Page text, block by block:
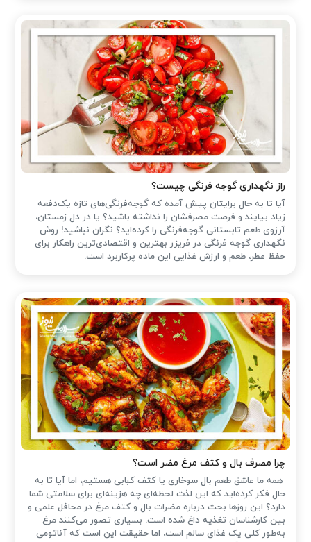
راز نگهداری گوجه فرنگی چیست؟
آیا تا به حال برایتان پیش آمده که گوجه‌فرنگی‌های تازه یک‌دفعه
زیاد بیایند و فرصت مصرفشان را نداشته باشید؟ یا در دل زمستان،
آرزوی طعم تابستانی گوجه‌فرنگی را کرده‌اید؟ نگران نباشید! روش
نگهداری گوجه فرنگی در فریزر بهترین و اقتصادی‌ترین راهکار برای
حفظ عطر، طعم و ارزش غذایی این ماده پرکاربرد است.
چرا مصرف بال و کتف مرغ مضر است؟
همه ما عاشق طعم بال سوخاری یا کتف کبابی هستیم، اما آیا تا به
حال فکر کرده‌اید که این لذت لحظه‌ای چه هزینه‌ای برای سلامتی شما
دارد؟ این روزها بحث درباره مضرات بال و کتف مرغ در محافل علمی و
بین کارشناسان تغذیه داغ شده است. بسیاری تصور می‌کنند مرغ
به‌طور کلی یک غذای سالم است، اما حقیقت این است که آناتومی